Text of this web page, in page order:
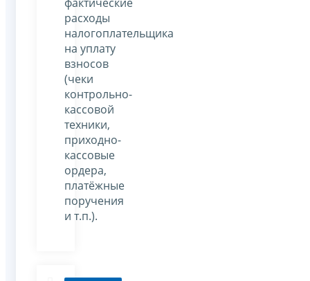
расходы
налогоплательщика
на уплату
взносов
(чеки
контрольно-
кассовой
техники,
приходно-
кассовые
ордера,
платёжные
поручения
и т.п.).